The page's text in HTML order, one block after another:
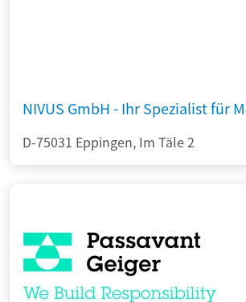
NIVUS GmbH - Ihr Spezialist für
D-75031 Eppingen, Im Täle 2